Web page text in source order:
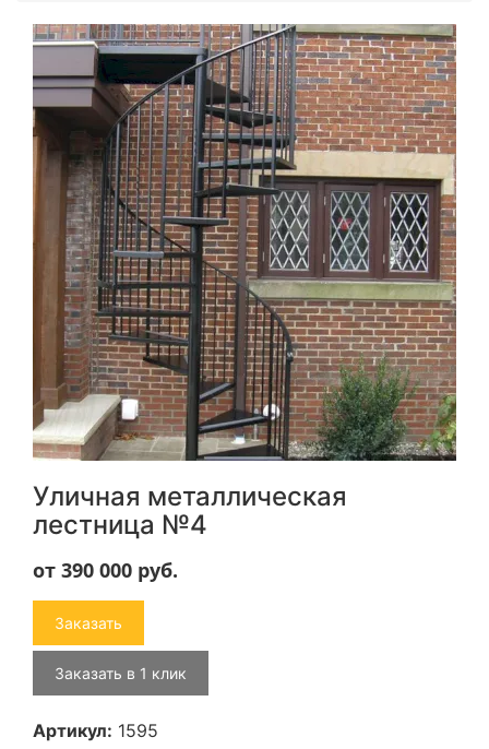
Уличная металлическая
лестница №4
от 390 000 руб.
Заказать
Заказать в 1 клик
Артикул: 1595